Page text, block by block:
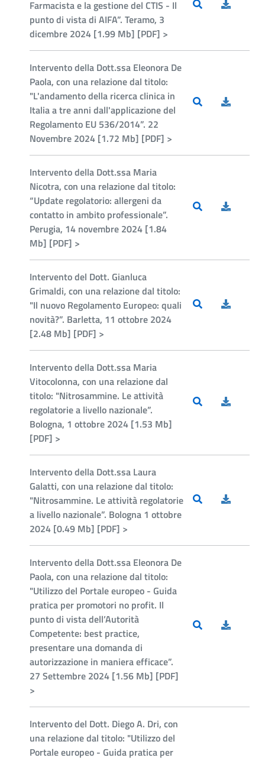
Farmacista e la gestione del CTIS - Il
punto di vista di AIFA”. Teramo, 3
dicembre 2024 [1.99 Mb] [PDF] >
Intervento della Dott.ssa Eleonora De
Paola, con una relazione dal titolo:
"L'andamento della ricerca clinica in
Italia a tre anni dall'applicazione del
Regolamento EU 536/2014”. 22
Novembre 2024 [1.72 Mb] [PDF] >
Intervento della Dott.ssa Maria
Nicotra, con una relazione dal titolo:
“Update regolatorio: allergeni da
contatto in ambito professionale”.
Perugia, 14 novembre 2024 [1.84
Mb] [PDF] >
Intervento del Dott. Gianluca
Grimaldi, con una relazione dal titolo:
"Il nuovo Regolamento Europeo: quali
novità?”. Barletta, 11 ottobre 2024
[2.48 Mb] [PDF] >
Intervento della Dott.ssa Maria
Vitocolonna, con una relazione dal
titolo: "Nitrosammine. Le attività
regolatorie a livello nazionale”.
Bologna, 1 ottobre 2024 [1.53 Mb]
[PDF] >
Intervento della Dott.ssa Laura
Galatti, con una relazione dal titolo:
"Nitrosammine. Le attività regolatorie
a livello nazionale”. Bologna 1 ottobre
2024 [0.49 Mb] [PDF] >
Intervento della Dott.ssa Eleonora De
Paola, con una relazione dal titolo:
"Utilizzo del Portale europeo - Guida
pratica per promotori no profit. Il
punto di vista dell’Autorità
Competente: best practice,
presentare una domanda di
autorizzazione in maniera efficace”.
27 Settembre 2024 [1.56 Mb] [PDF]
>
Intervento del Dott. Diego A. Dri, con
una relazione dal titolo: "Utilizzo del
Portale europeo - Guida pratica per